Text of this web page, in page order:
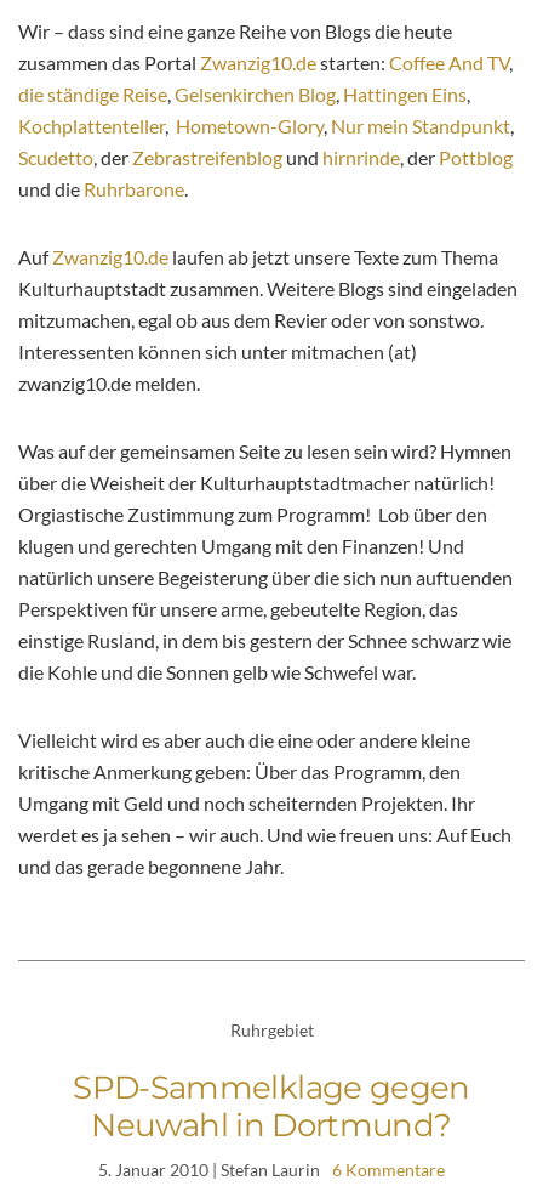
Wir – dass sind eine ganze Reihe von Blogs die heute
zusammen das Portal Zwanzig10.destarten: Coffee And TV,
die ständige Reise,Gelsenkirchen Blog, Hattingen Eins,
Kochplattenteller, Hometown-Glory, Nur mein Standpunkt,
Scudetto, der Zebrastreifenblog und hirnrinde, der Pottblog
und die Ruhrbarone.
AufZwanzig10.de laufen ab jetzt unsere Texte zum Thema
Kulturhauptstadt zusammen. Weitere Blogs sind eingeladen
mitzumachen, egal ob aus dem Revier oder von sonstwo.
Interessenten können sich unter mitmachen (at)
zwanzig10.de melden.
Was auf der gemeinsamen Seite zu lesen sein wird? Hymnen
über die Weisheit der Kulturhauptstadtmacher natürlich!
Orgiastische Zustimmung zum Programm! Lob über den
klugen und gerechten Umgang mit den Finanzen! Und
natürlich unsere Begeisterung über die sich nun auftuenden
Perspektiven für unsere arme, gebeutelte Region, das
einstige Rusland, in dem bis gestern der Schnee schwarz wie
die Kohle und die Sonnen gelb wie Schwefel war.
Vielleicht wird es aber auch die eine oder andere kleine
kritische Anmerkung geben: Über das Programm, den
Umgang mit Geld und noch scheiternden Projekten. Ihr
werdet es ja sehen – wir auch. Und wie freuen uns: Auf Euch
und das gerade begonnene Jahr.
Ruhrgebiet
SPD-Sammelklage gegen
Neuwahl in Dortmund?
5. Januar 2010 | Stefan Laurin 6 Kommentare